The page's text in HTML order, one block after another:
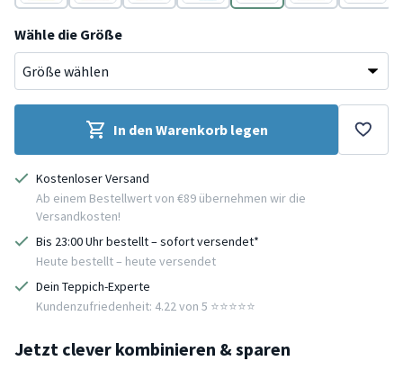
Blau Blau Blau Blau Blau Blau Blau
Wähle die Größe
In den Warenkorb legen
Kostenloser Versand
Ab einem Bestellwert von €89 übernehmen wir die
Versandkosten!
Bis 23:00 Uhr bestellt – sofort versendet*
Heute bestellt – heute versendet
Dein Teppich-Experte
Kundenzufriedenheit: 4.22 von 5 ⭐️⭐️⭐️⭐️⭐️
Jetzt clever kombinieren & sparen